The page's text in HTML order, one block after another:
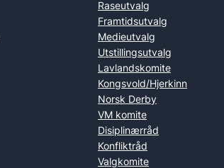
Raseutvalg
Framtidsutvalg
Medieutvalg
Utstillingsutvalg
Lavlandskomite
Kongsvold/Hjerkinn
Norsk Derby
VM komite
Disiplinærråd
Konfliktråd
Valgkomite